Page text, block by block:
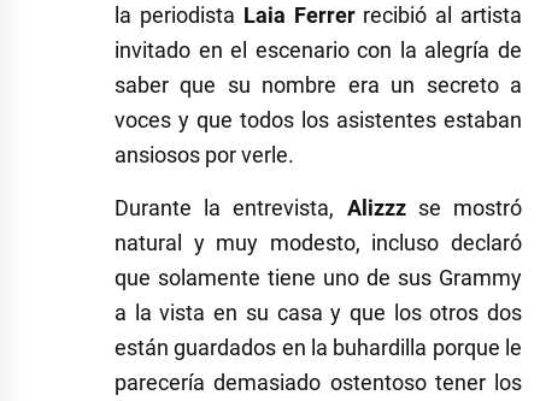
la periodista Laia Ferrer recibió al artista
invitado en el escenario con la alegría de
saber que su nombre era un secreto a
voces y que todos los asistentes estaban
ansiosos por verle.
Durante la entrevista, Alizzz se mostró
natural y muy modesto, incluso declaró
que solamente tiene uno de sus Grammy
a la vista en su casa y que los otros dos
están guardados en la buhardilla porque le
parecería demasiado ostentoso tener los